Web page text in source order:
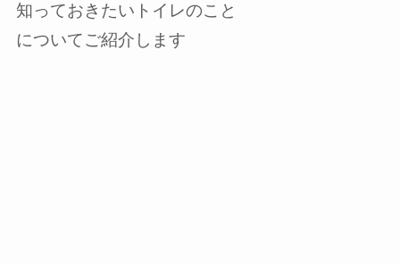
知っておきたいトイレのこと
についてご紹介します